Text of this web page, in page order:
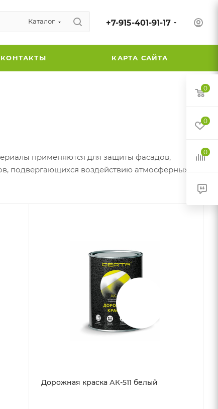
Каталог +7-915-401-91-17
КОНТАКТЫ КАРТА САЙТА
применяются для защиты фасадов,
подвергающихся воздействию атмосферных
Дорожная краска АК-511 белый
0
0
0